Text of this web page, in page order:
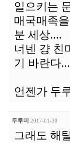
일으키는
매국매족
분 세상....
너넨 걍 친
기 바란다...
언젠가 두
두루미 2017-01-30
그래도 해